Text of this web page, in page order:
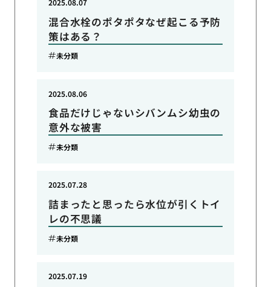
混合水栓のポタポタなぜ起こる予防
策はある？
2025.08.07
未分類
食品だけじゃないシバンムシ幼虫の
意外な被害
2025.08.06
未分類
詰まったと思ったら水位が引くトイ
レの不思議
2025.07.28
未分類
2025.07.19